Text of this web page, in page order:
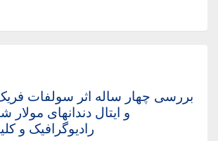
بررسی چهار ساله اثر سولفات
و ایتال دندانهای
رادیوگرافیک و